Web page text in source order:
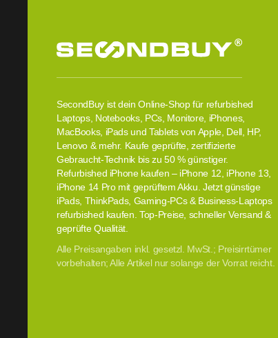
SecondBuy ist dein Online-Shop für refurbished
Laptops, Notebooks, PCs, Monitore, iPhones,
MacBooks, iPads und Tablets von Apple, Dell, HP,
Lenovo & mehr. Kaufe geprüfte, zertifizierte
Gebraucht-Technik bis zu 50 % günstiger.
Refurbished iPhone kaufen – iPhone 12, iPhone 13,
iPhone 14 Pro mit geprüftem Akku. Jetzt günstige
iPads, ThinkPads, Gaming-PCs & Business-Laptops
refurbished kaufen. Top-Preise, schneller Versand &
geprüfte Qualität.
Alle Preisangaben inkl. gesetzl. MwSt.; Preisirrtümer
vorbehalten; Alle Artikel nur solange der Vorrat reicht.